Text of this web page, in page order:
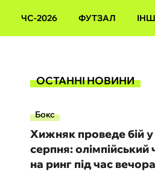
ЧС-2026 ФУТЗАЛ
ОСТАННІ НОВИНИ
Бокс
Хижняк проведе бій у
серпня: олімпійський
на ринг під час